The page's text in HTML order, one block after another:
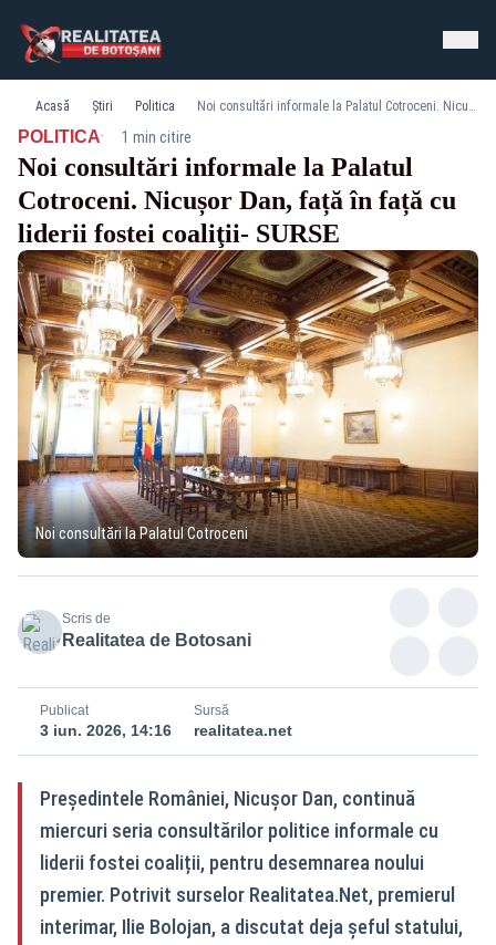
Acasă Știri Politica Noi consultări informale la Palatul Cotroceni. Nicușor Dan, față în față cu liderii fostei coaliţii- SURSE
POLITICA· 1 min citire
Noi consultări informale la Palatul
Cotroceni. Nicușor Dan, față în față cu
liderii fostei coaliţii- SURSE
Noi consultări la Palatul Cotroceni
Scris de
Realitatea de Botosani
Publicat
3 iun. 2026, 14:16
Sursă
realitatea.net
Președintele României, Nicușor Dan, continuă
miercuri seria consultărilor politice informale cu
liderii fostei coaliții, pentru desemnarea noului
premier. Potrivit surselor Realitatea.Net, premierul
interimar, Ilie Bolojan, a discutat deja șeful statului,